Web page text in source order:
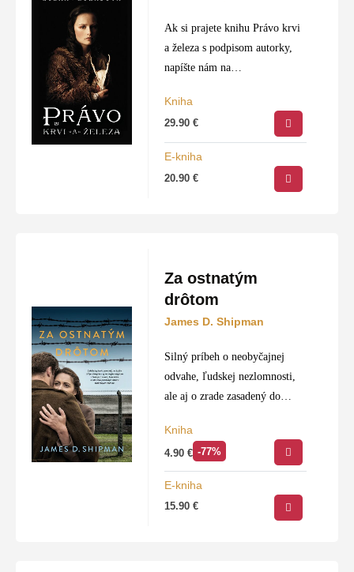
Ak si prajete knihu Právo krvi
a železa s podpisom autorky,
napíšte nám na
Kniha
29.90€
E-kniha
20.90€
Za ostnatým
drôtom
James D. Shipman
Silný príbeh o neobyčajnej
odvahe, ľudskej nezlomnosti,
ale aj o zrade zasadený do
Osvienčime, kde začala v
októbri 1944 uprostred pekla
klíčiť nenápadná revolta
Kniha
4.90€ -77%
E-kniha
15.90€